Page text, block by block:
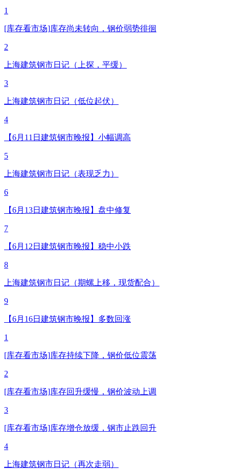
1
[库存看市场]库存尚未转向，钢价弱势徘徊
2
上海建筑钢市日记（上探，平缓）
3
上海建筑钢市日记（低位起伏）
4
【6月11日建筑钢市晚报】小幅调高
5
上海建筑钢市日记（表现乏力）
6
【6月13日建筑钢市晚报】盘中修复
7
【6月12日建筑钢市晚报】稳中小跌
8
上海建筑钢市日记（期螺上移，现货配合）
9
【6月16日建筑钢市晚报】多数回涨
1
[库存看市场]库存持续下降，钢价低位震荡
2
[库存看市场]库存回升缓慢，钢价波动上调
3
[库存看市场]库存增仓放缓，钢市止跌回升
4
上海建筑钢市日记（再次走弱）